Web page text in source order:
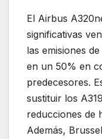
El Airbus
significativas
las emisiones
en un 50% en
predecesores.
sustituir los
reducciones de
Además,